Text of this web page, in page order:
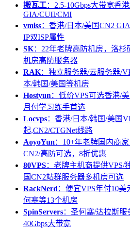
搬瓦工：2.5-10Gbps大带宽香
GIA/CUII/CMI
vmiss：香港/日本/美国CN2
IP双ISP属性
SK：22年老牌高防机房，洛
机房高防服务器
RAK：独立服务器/云服务器/
本/韩国/美国等机房
Hostyun ：低价VPS可选香港/
月付学习练手首选
Locvps：香港/日本/韩国/美国
起,CN2/CTGNet线路
AoyoYun ：10+年老牌国内商
CN2/高防可选，8折优惠
80VPS：老牌主机商提供VPS/
国CN2站群服务器多机房可选
RackNerd ：便宜VPS年付10
何塞等13个机房
SpinServers：圣何塞/达拉斯服
40Gbps大带宽